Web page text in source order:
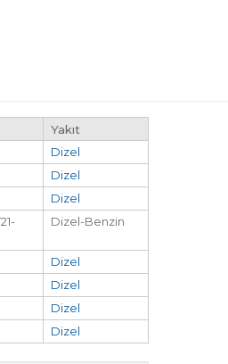
Yakıt
Dizel
Dizel
Dizel
Dizel-Benzin
Dizel
Dizel
Dizel
Dizel